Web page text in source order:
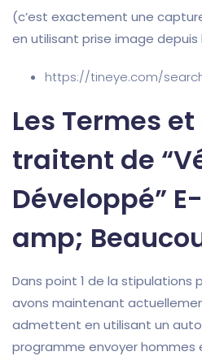
(c’est exactement une
en utilisant prise image depuis
https://tineye.com/
Les Termes
traitent de
Développé”
amp;
Dans point 1 de la stipulations
avons maintenant
admettent en utilisant un
programme envoyer